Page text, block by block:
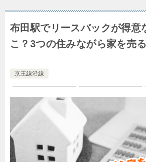
布田駅でリースバックが得意
こ？3つの住みながら家を売
京王線沿線